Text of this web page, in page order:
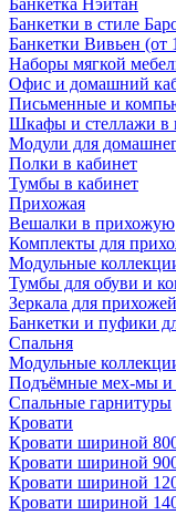
Банкетка Нэйтан
Банкетки в стиле
Банкетки Вивьен (от
Наборы мягкой
Офис и домашний
Письменные и
Шкафы и стеллажи в
Модули для
Полки в кабинет
Тумбы в кабинет
Прихожая
Вешалки в прихожую
Комплекты для
Модульные
Тумбы для обуви и
Зеркала для прихожей
Банкетки и пуфики
Спальня
Модульные
Подъёмные мех-мы и
Спальные гарнитуры
Кровати
Кровати шириной
Кровати шириной
Кровати шириной
Кровати шириной